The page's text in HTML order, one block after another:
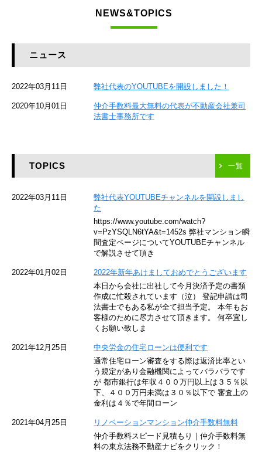
JR総武本線
京成本線
東海道新幹線
東京メトロ東西線
京王井の頭線
JR湘南新宿ライン
京王京王線
東京臨海高速鉄道
東急世田谷線
NEWS&TOPICS
ニュース
2022年03月11日 弊社代表のYOUTUBEを開設しました！
2020年10月01日
仲介手数料最大無料の代表が不動産会社兼司
法書士事務所です
TOPICS 一覧
2022年03月11日
弊社代表YOUTUBEチャンネルを開設しまし
た
https://www.youtube.com/watch?
v=PzYSQLN6tYA&t=1452s 弊社マンション瞬
間査定ページについてYOUTUBEチャンネル
で解説させて頂き
2022年01月02日
2022年新年あけましておめでとうございます
本日から会社に出社して今月決済予定の書類
作成に忙殺されています（泣） 登記申請は司
法書士でもある私が全て担当予定。 本年もお
客様のために尽力させて頂きます。 何卒宜し
くお願い致しま
2021年12月25日
中央労金の住宅ローンは便利です
通常住宅ローン審査をする際は返済比率とい
う規定があり金融機関によってバラバラです
が 都市銀行は年収４００万円以上は３５％以
下、４００万円未満は３０％以下で 審査上の
金利は４％で年間ローン
2021年04月25日
リノベーションマンション仲介手数料無料
仲介手数料スピード見積もり｜仲介手数料無
料の東京法務不動産ナビをクリック！